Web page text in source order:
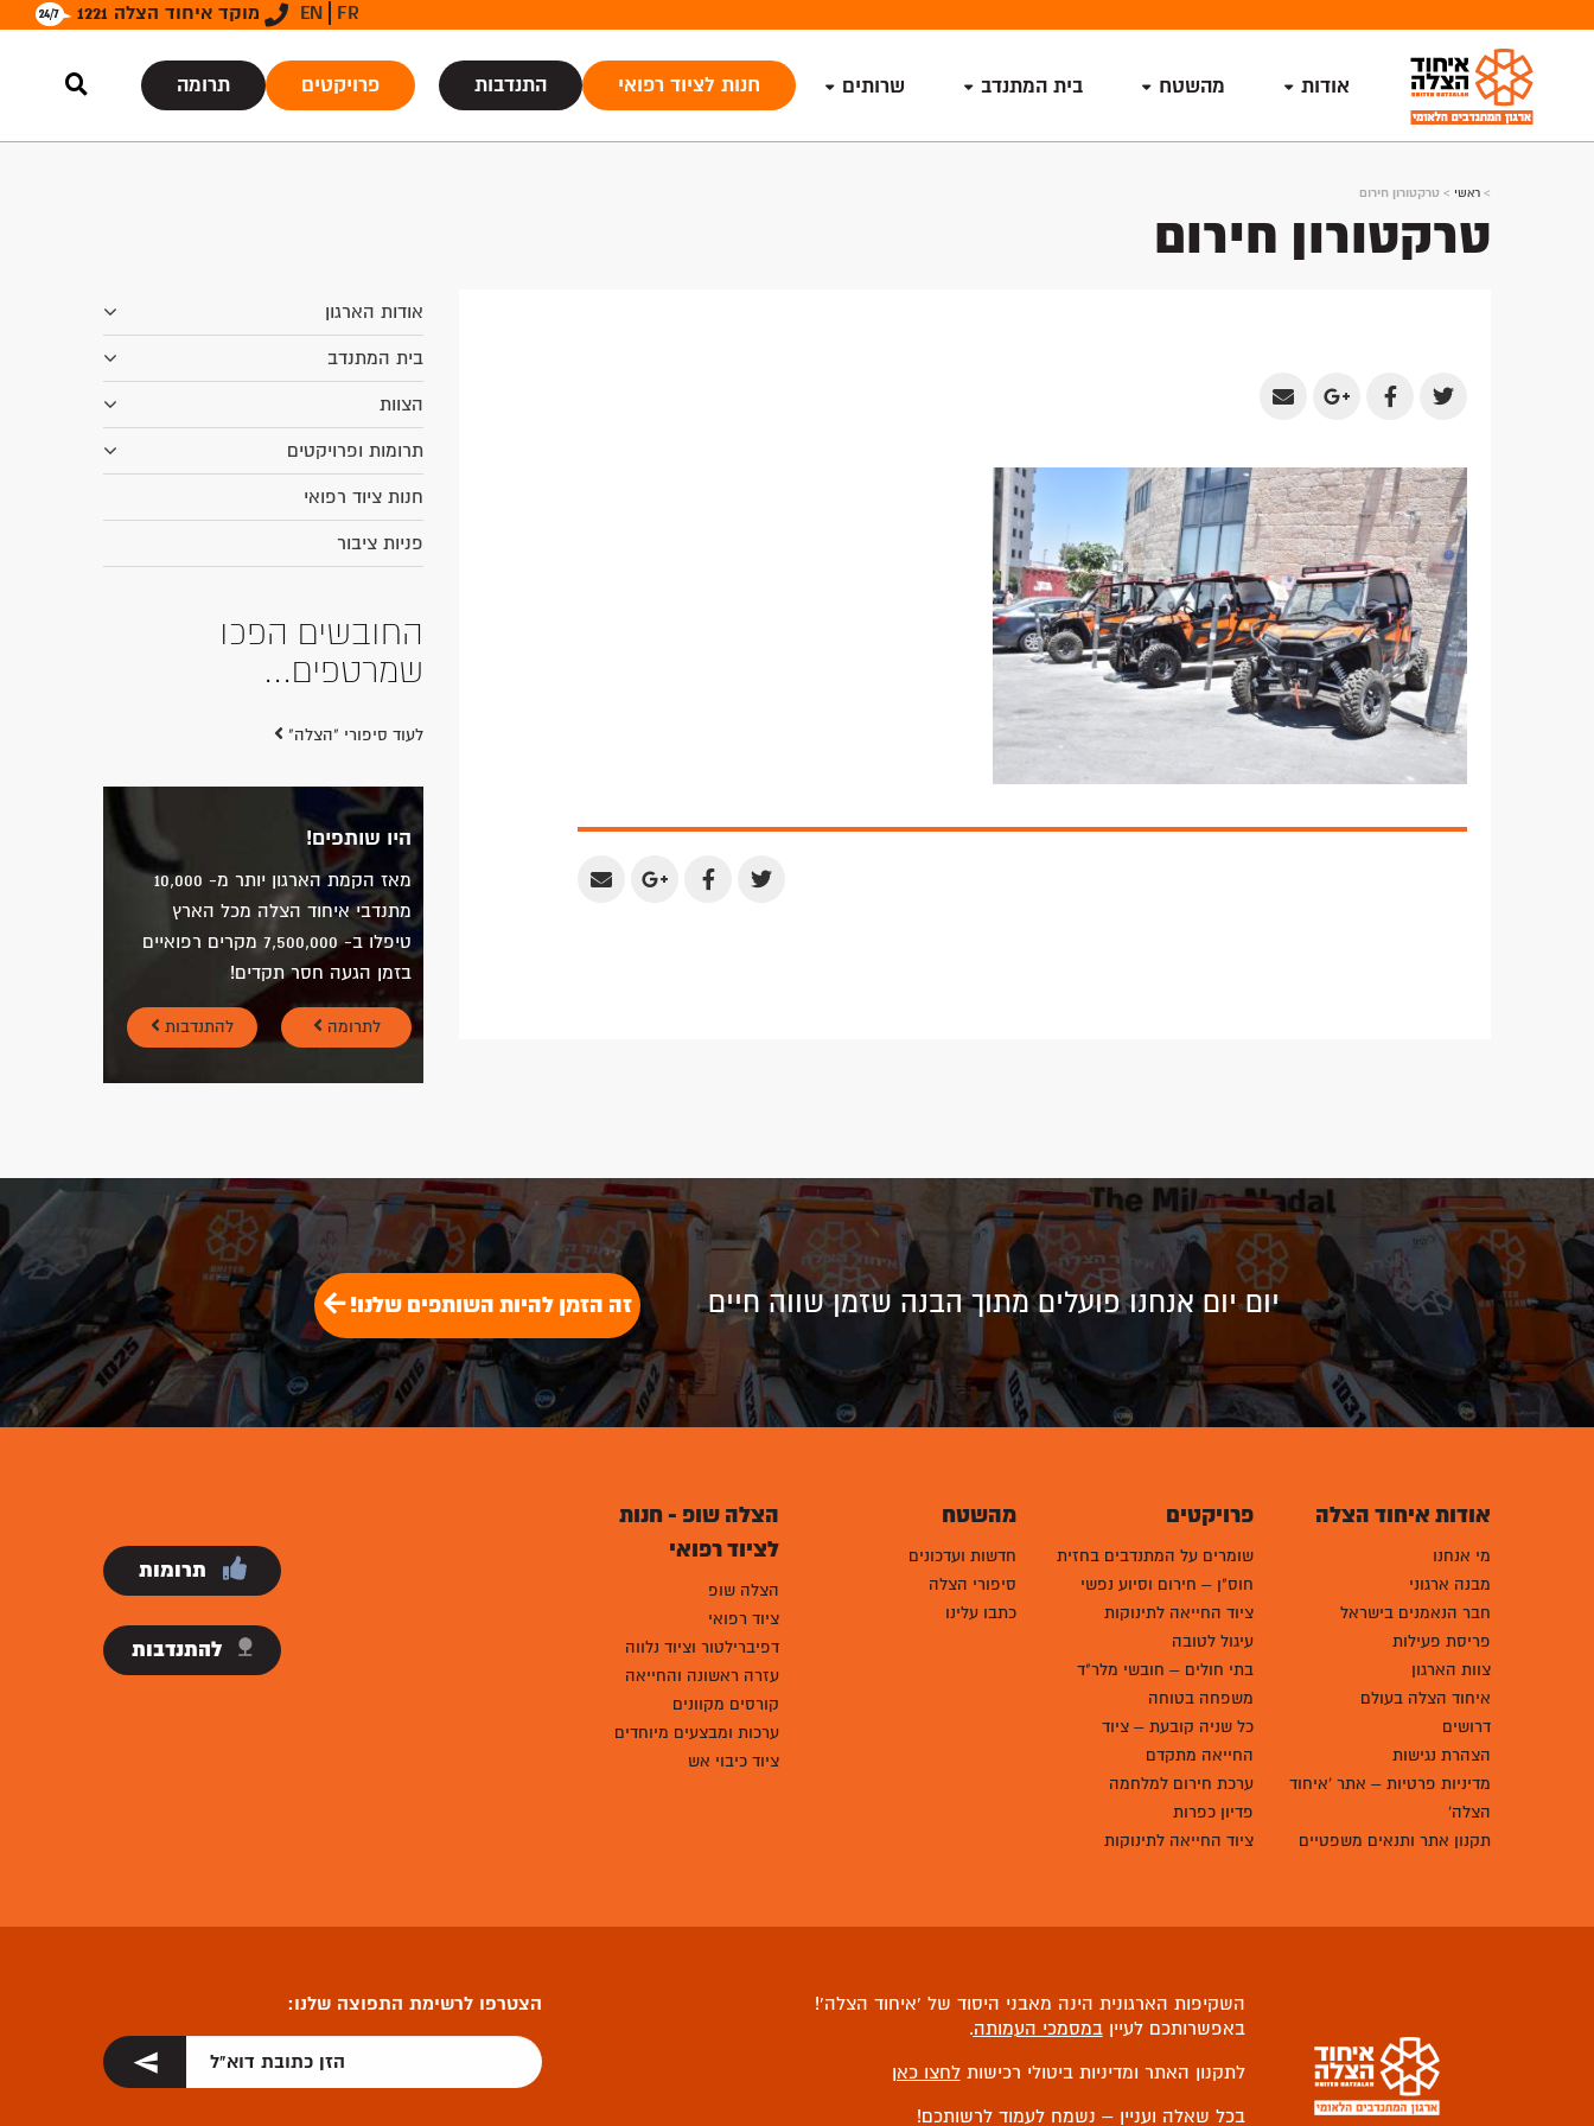
מוקד איחוד הצלה 1221 EN FR
אודות מהשטח בית המתנדב שרותים חנות לציוד רפואי התנדבות פרויקטים תרומה
> ראשי > טרקטורון חירום
טרקטורון חירום
Share
Twitter
Share
Facebook
Share
Google
Plus
Share
Email
Share
Share
Share
Share
אודות הארגון
בית המתנדב
הצוות
תרומות ופרויקטים
חנות ציוד רפואי
פניות ציבור
החובשים הפכו
שמרטפים...
לעוד סיפורי "הצלה"
היו שותפים!
מאז הקמת הארגון יותר מ- 10,000
מתנדבי איחוד הצלה מכל הארץ
טיפלו ב- 7,500,000 מקרים רפואיים
בזמן הגעה חסר תקדים!
לתרומה להתנדבות
יום יום אנחנו פועלים מתוך הבנה שזמן שווה חיים זה הזמן להיות השותפים שלנו!
אודות איחוד הצלה
מי אנחנו
מבנה ארגוני
חבר הנאמנים בישראל
פריסת פעילות
צוות הארגון
איחוד הצלה בעולם
דרושים
הצהרת נגישות
מדיניות פרטיות – אתר 'איחוד
הצלה'
תקנון אתר ותנאים משפטיים
פרויקטים
שומרים על המתנדבים בחזית
חוס"ן – חירום וסיוע נפשי
ציוד החייאה לתינוקות
עיגול לטובה
בתי חולים – חובשי מלר"ד
משפחה בטוחה
כל שניה קובעת – ציוד
החייאה מתקדם
ערכת חירום למלחמה
פדיון כפרות
ציוד החייאה לתינוקות
מהשטח
חדשות ועדכונים
סיפורי הצלה
כתבו עלינו
הצלה שופ - חנות
לציוד רפואי
הצלה שופ
ציוד רפואי
דפיברילטור וציוד נלווה
עזרה ראשונה והחייאה
קורסים מקוונים
ערכות ומבצעים מיוחדים
ציוד כיבוי אש
תרומות
להתנדבות
השקיפות הארגונית הינה מאבני היסוד של ‘איחוד הצלה’!
באפשרותכם לעייןבמסמכי העמותה.
לתקנון האתר ומדיניות ביטולי רכישותלחצו כאן
בכל שאלה ועניין – נשמח לעמוד לרשותכם!
הצטרפו לרשימת התפוצה שלנו: